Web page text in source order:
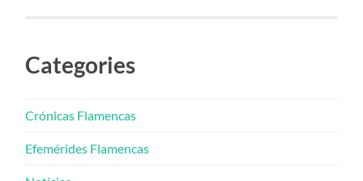
Categories
Crónicas Flamencas
Efemérides Flamencas